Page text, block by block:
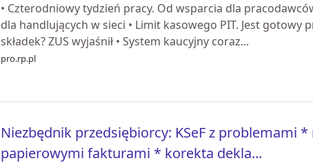
• Czterodniowy tydzień pracy. Od wsparcia dla
dla handlujących w sieci • Limit kasowego PIT. Jest gotowy
składek? ZUS wyjaśnił • System kaucyjny coraz...
pro.rp.pl
Niezbędnik przedsiębiorcy: KSeF z problemami
papierowymi fakturami * korekta dekla...